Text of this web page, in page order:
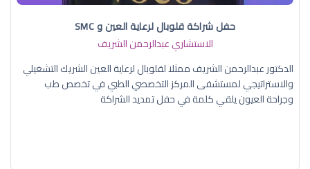
حفل شراكة قلوبال لرعاية العين و SMC
الاستشاري عبدالرحمن الشريف
الدكتور عبدالرحمن الشريف ممثلا لقلوبال لرعاية العين الشريك التشغيلي
والاستراتيجي لمستشفى المركز التخصصي الطبي في تخصص طب
وجراحة العيون يلقي كلمة في حفل تمديد الشراكة